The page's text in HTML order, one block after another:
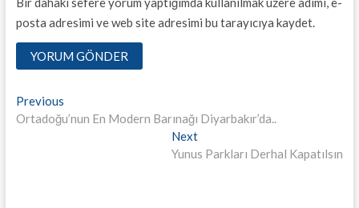
posta adresimi ve web site adresimi bu tarayıcıya kaydet.
Yazı
dolaşımı
PreviousPrevious
post:
Ortadoğu’nun En Modern Barınağı Diyarbakır’da..
NextNext
post:
Yunus Parkları Derhal Kapatılsın